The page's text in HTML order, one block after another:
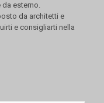
da esterno.
da architetti e
e consigliarti nella